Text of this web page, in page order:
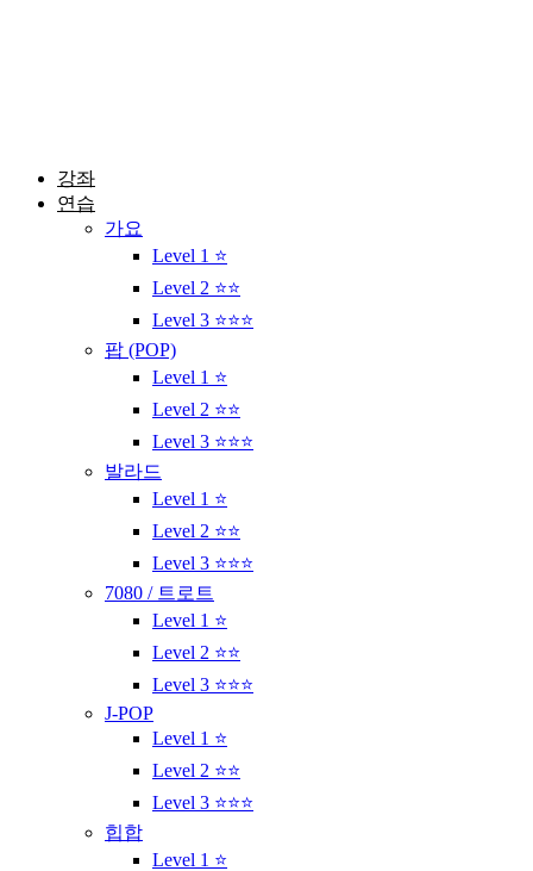
강좌
연습
가요
Level 1 ⭐
Level 2 ⭐⭐
Level 3 ⭐⭐⭐
팝 (POP)
Level 1 ⭐
Level 2 ⭐⭐
Level 3 ⭐⭐⭐
발라드
Level 1 ⭐
Level 2 ⭐⭐
Level 3 ⭐⭐⭐
7080 / 트로트
Level 1 ⭐
Level 2 ⭐⭐
Level 3 ⭐⭐⭐
J-POP
Level 1 ⭐
Level 2 ⭐⭐
Level 3 ⭐⭐⭐
힙합
Level 1 ⭐